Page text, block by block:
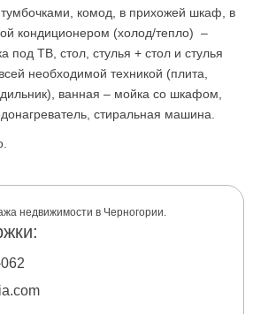
тумбочками, комод, в прихожей шкаф, в
кондиционером (холод/тепло) –
под ТВ, стол, стулья + стол и стулья
необходимой техникой (плита,
ванная – мойка со шкафом,
стиральная машина.
недвижимости в Черногории.